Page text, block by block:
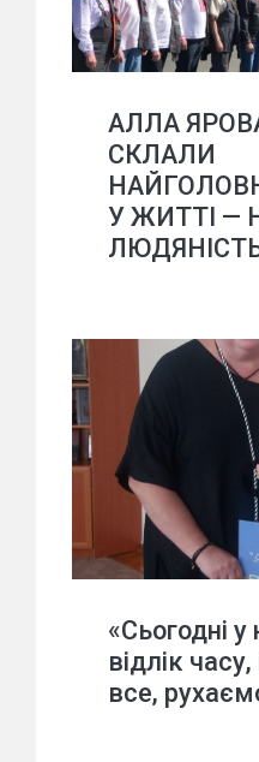
АЛЛА
СКЛАЛИ
У ЖИТТІ —
«Сьогодні
відлік
все,